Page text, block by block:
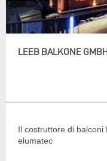
LEEB BALKONE
Il costruttore di
elumatec